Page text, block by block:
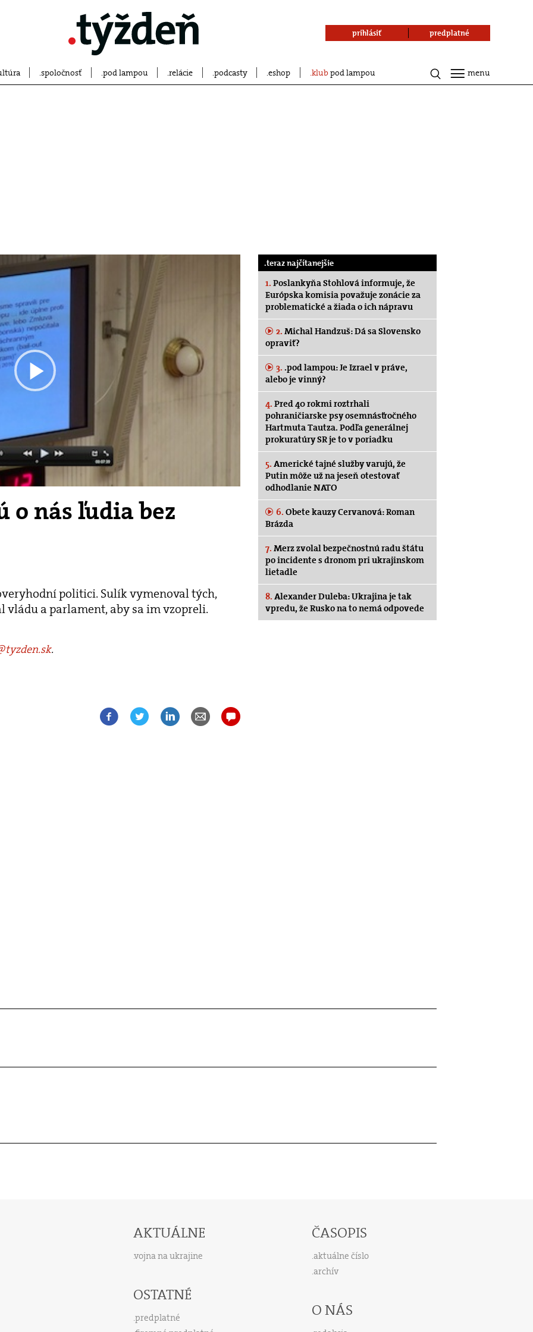
spoločnosť pod lampou relácie podcasty eshop klubpod lampou
prihlásiť predplatné
menu
Play
Video
o nás ľudia bez
politici. Sulík vymenoval tých,
a parlament, aby sa im vzopreli.
.
.teraz najčítanejšie
1. Poslankyňa Stohlová informuje, že
Európska komisia považuje zonácie za
problematické a žiada o ich nápravu
2. Michal Handzuš: Dá sa Slovensko
opraviť?
3. .pod lampou: Je Izrael v práve,
alebo je vinný?
4. Pred 40 rokmi roztrhali
pohraničiarske psy osemnásťročného
Hartmuta Tautza. Podľa generálnej
prokuratúry SR je to v poriadku
5. Americké tajné služby varujú, že
Putin môže už na jeseň otestovať
odhodlanie NATO
6. Obete kauzy Cervanová: Roman
Brázda
7. Merz zvolal bezpečnostnú radu štátu
po incidente s dronom pri ukrajinskom
lietadle
8. Alexander Duleba: Ukrajina je tak
vpredu, že Rusko na to nemá odpovede
AKTUÁLNE
vojna na ukrajine
OSTATNÉ
predplatné
ČASOPIS
aktuálne číslo
archív
O NÁS